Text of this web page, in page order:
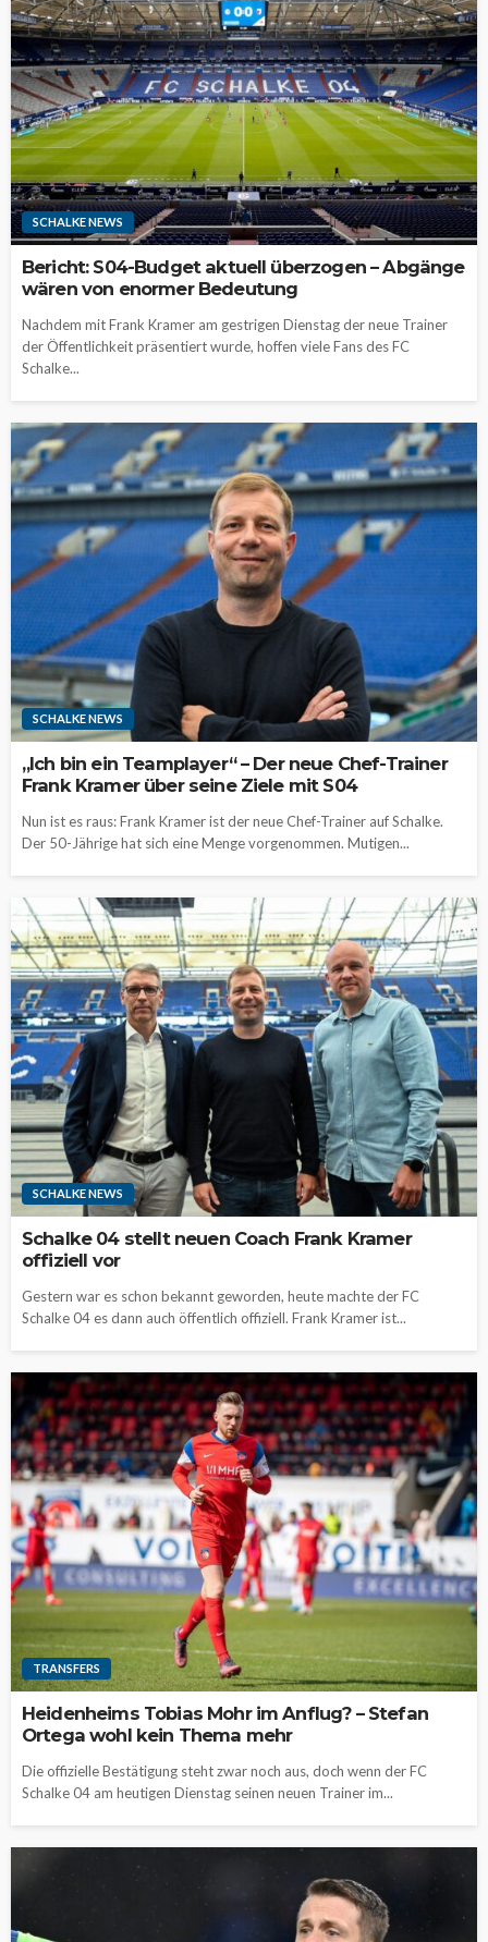
SCHALKE NEWS
Bericht: S04-Budget aktuell überzogen – Abgänge
wären von enormer Bedeutung
Nachdem mit Frank Kramer am gestrigen Dienstag der neue Trainer
der Öffentlichkeit präsentiert wurde, hoffen viele Fans des FC
Schalke...
SCHALKE NEWS
„Ich bin ein Teamplayer“ – Der neue Chef-Trainer
Frank Kramer über seine Ziele mit S04
Nun ist es raus: Frank Kramer ist der neue Chef-Trainer auf Schalke.
Der 50-Jährige hat sich eine Menge vorgenommen. Mutigen...
SCHALKE NEWS
Schalke 04 stellt neuen Coach Frank Kramer
offiziell vor
Gestern war es schon bekannt geworden, heute machte der FC
Schalke 04 es dann auch öffentlich offiziell. Frank Kramer ist...
TRANSFERS
Heidenheims Tobias Mohr im Anflug? – Stefan
Ortega wohl kein Thema mehr
Die offizielle Bestätigung steht zwar noch aus, doch wenn der FC
Schalke 04 am heutigen Dienstag seinen neuen Trainer im...